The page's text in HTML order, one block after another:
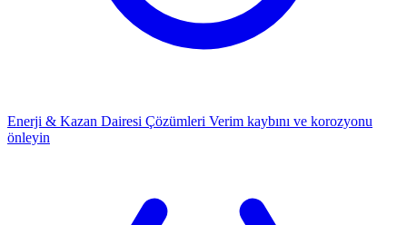
Enerji & Kazan Dairesi Çözümleri Verim kaybını ve korozyonu
önleyin